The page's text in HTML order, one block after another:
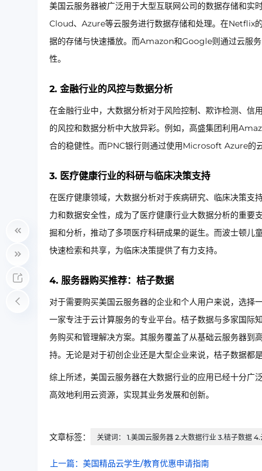
美国云服务器被广泛用于大型互联网公司的数据存储和
Cloud、Azure等云服务进行数据存储和处理。在Netflix
据的存储与快速播放。而Amazon和Google则通过云服
性。
2. 金融行业的风控与数据分析
在金融行业中，大数据分析对于风险控制、欺诈检测、信
的风控和数据分析中大放异彩。例如，高盛集团利用
合的稳健性。而PNC银行则通过使用Microsoft Azure的
3. 医疗健康行业的科研与临床决策支持
在医疗健康领域，大数据分析对于疾病研究、临床决策支
力和数据安全性，成为了医疗健康行业大数据分析的重
掘和分析，推动了多项医疗科研成果的诞生。而波士顿
快速检索和共享，为临床决策提供了有力支持。
4. 服务器购买推荐：桔子数据
对于需要购买美国云服务器的企业和个人用户来说，选
一家专注于云计算服务的专业平台。桔子数据与多家国
务购买和管理解决方案。其服务覆盖了从基础云服务器到
持。无论是对于初创企业还是大型企业来说，桔子数据都
综上所述，美国云服务器在大数据行业的应用已经十分广
高效地利用云资源，实现其业务发展和创新。
文章标签： 关键词： 1.美国云服务器 2.大数据行业 3.桔子数据
上一篇：美国精品云学生/教育优惠申请指南